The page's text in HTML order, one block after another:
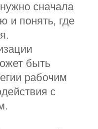
сначала
и понять, где
быть
рабочим
с